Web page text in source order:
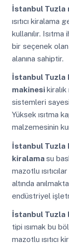
İstanbul Tuzla
ısıtıcı kiralama
kullanılır. Isıtma
bir seçenek olan
alanına sahiptir.
İstanbul Tuzla
makinesikiralık
sistemleri
Yüksek ısıtma
malzemesinin
İstanbul Tuzla
kiralamasu
mazotlu
altında
endüstriyel
İstanbul Tuzla
tipi ısımak bu
mazotlu ısıtıcı